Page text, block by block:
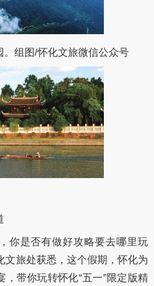
。组图/怀化文旅微信公众号
你是否有做好攻略要去哪里玩
文旅处获悉，这个假期，怀化为
，带你玩转怀化“五一”限定版精